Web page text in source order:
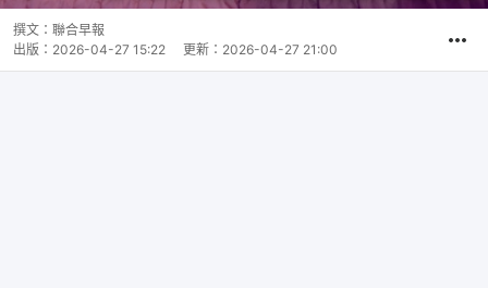
撰文： 聯合早報
出版： 2026-04-27 15:22 更新： 2026-04-27 21:00